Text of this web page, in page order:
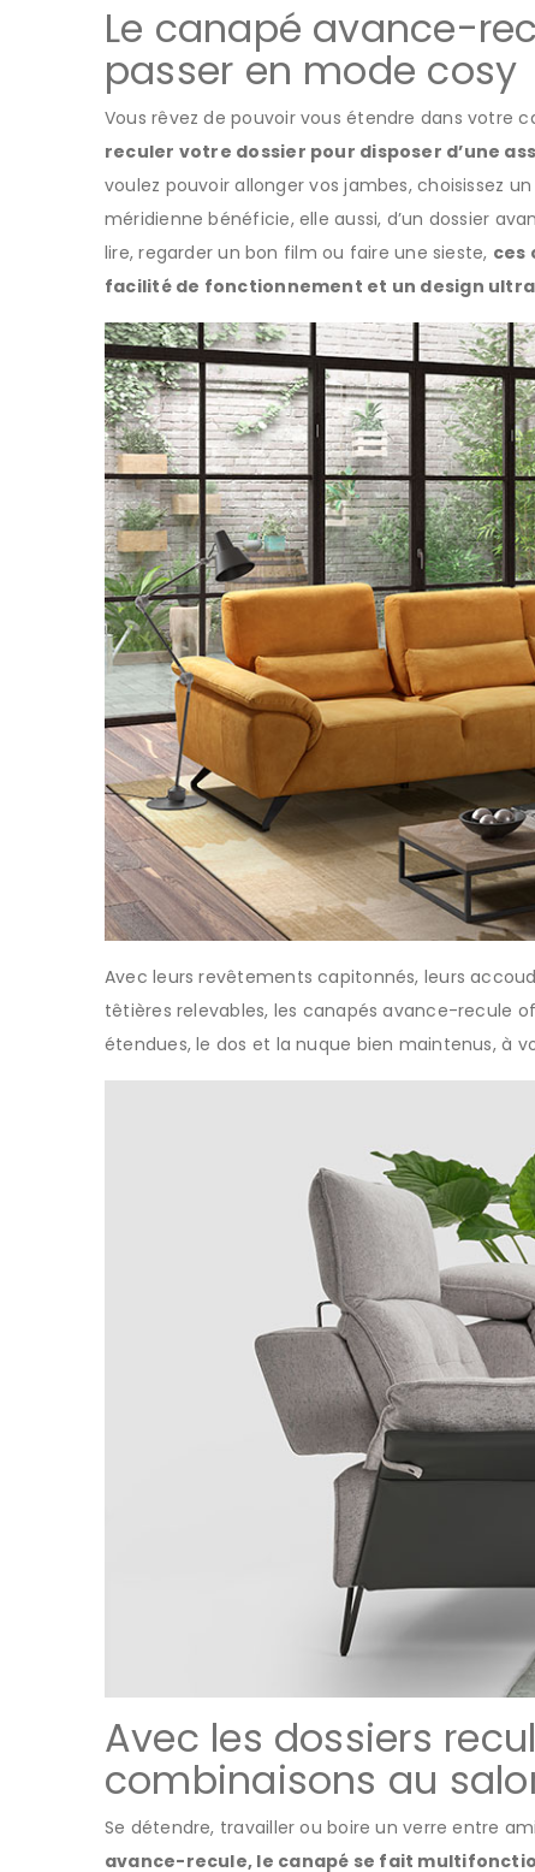
Le canapé avance-
passer en mode cosy
Vous rêvez de pouvoir vous étendre dans votre
reculer votre dossier pour disposer d’une
voulez pouvoir allonger vos jambes, choisissez
méridienne bénéficie, elle aussi, d’un dossier
lire, regarder un bon film ou faire une sieste, ces
facilité de fonctionnement et un design
Avec leurs revêtements capitonnés, leurs
têtières relevables, les canapés avance-recule
étendues, le dos et la nuque bien maintenus, à
Avec les dossiers
combinaisons au
Se détendre, travailler ou boire un verre entre
avance-recule, le canapé se fait